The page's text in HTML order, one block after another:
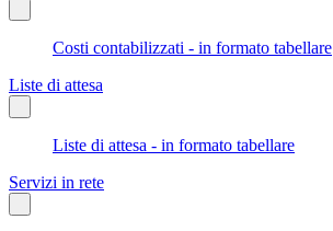
Costi contabilizzati - in formato tabellare
Liste di attesa
Liste di attesa - in formato tabellare
Servizi in rete